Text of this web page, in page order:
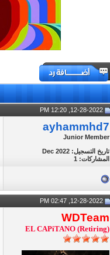
ayhammhd7
Junior Member
تاريخ التسجيل: Dec 2022
المشاركات: 1
WDTeam
EL CAPiTANO (Retiring)